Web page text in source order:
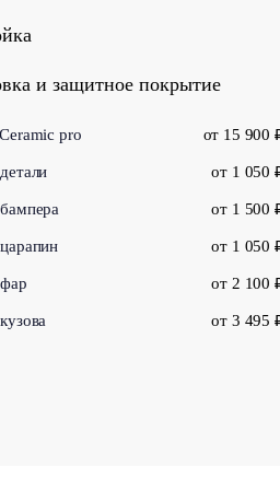
и защитное покрытие
pro от 15 900
от 1 050
от 1 500
от 1 050
от 2 100
от 3 495